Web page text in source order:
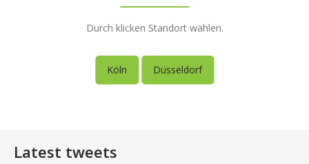
Durch klicken Standort wählen.
Köln Düsseldorf
Latest tweets